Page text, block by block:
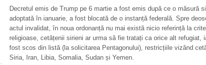
Decretul emis de Trump pe 6 martie a fost emis după ce o măsură
adoptată în ianuarie, a fost blocată de o instanță federală. Spre
actul invalidat, în noua ordonanță nu mai există nicio referință la
religioase, cetățenii sirieni ar urma să fie tratați ca orice alt refugiat,
fost scos din listă (la solicitarea Pentagonului), restricțiile vizând
Siria, Iran, Libia, Somalia, Sudan și Yemen.